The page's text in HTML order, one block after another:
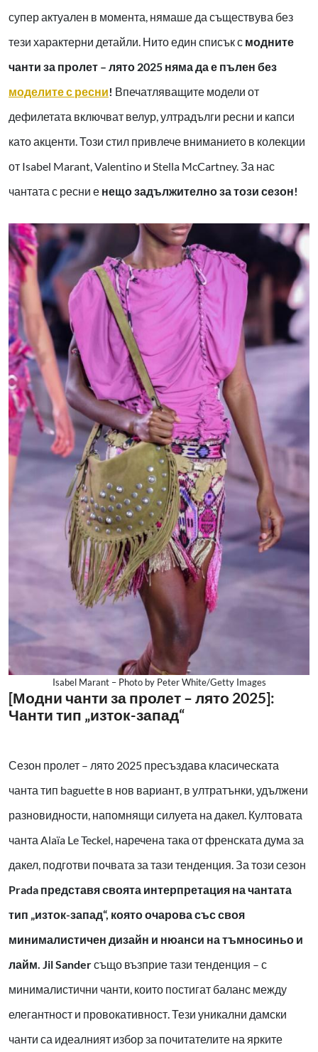
супер актуален в момента, нямаше да съществува без
тези характерни детайли. Нито един списък с модните
чанти за пролет – лято 2025 няма да е пълен без
моделите с ресни! Впечатляващите модели от
дефилетата включват велур, ултрадълги ресни и капси
като акценти. Този стил привлече вниманието в колекции
от Isabel Marant, Valentino и Stella McCartney. За нас
чантата с ресни е нещо задължително за този сезон!
Isabel Marant – Photo by Peter White/Getty Images
[Модни чанти за пролет – лято 2025]:
Чанти тип „изток-запад“
Сезон пролет – лято 2025 пресъздава класическата
чанта тип baguette в нов вариант, в ултратънки, удължени
разновидности, напомнящи силуета на дакел. Култовата
чанта Alaïa Le Teckel, наречена така от френската дума за
дакел, подготви почвата за тази тенденция. За този сезон
Prada представя своята интерпретация на чантата
тип „изток-запад“, която очарова със своя
минималистичен дизайн и нюанси на тъмносиньо и
лайм. Jil Sanderсъщо възприе тази тенденция – с
минималистични чанти, които постигат баланс между
елегантност и провокативност. Тези уникални дамски
чанти са идеалният избор за почитателите на ярките